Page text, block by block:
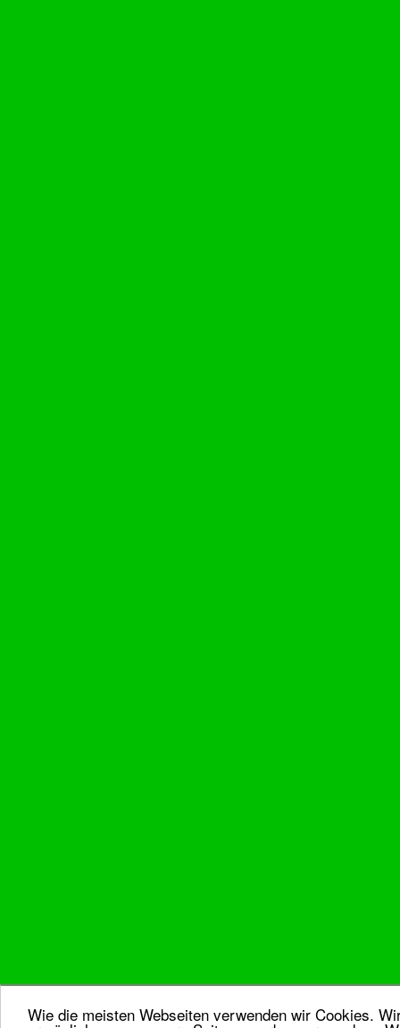
Wie die meisten Webseiten verwenden wir Cookies.